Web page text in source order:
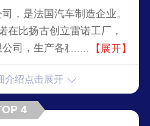
，是法国汽车制造企业。
在比扬古创立雷诺工厂，
司，生产各种车辆。第一
，并不断开辟新的领域和
司的联系，成为当时法国
二次世界大战期间，为德
【展开】
介绍点击展开
4